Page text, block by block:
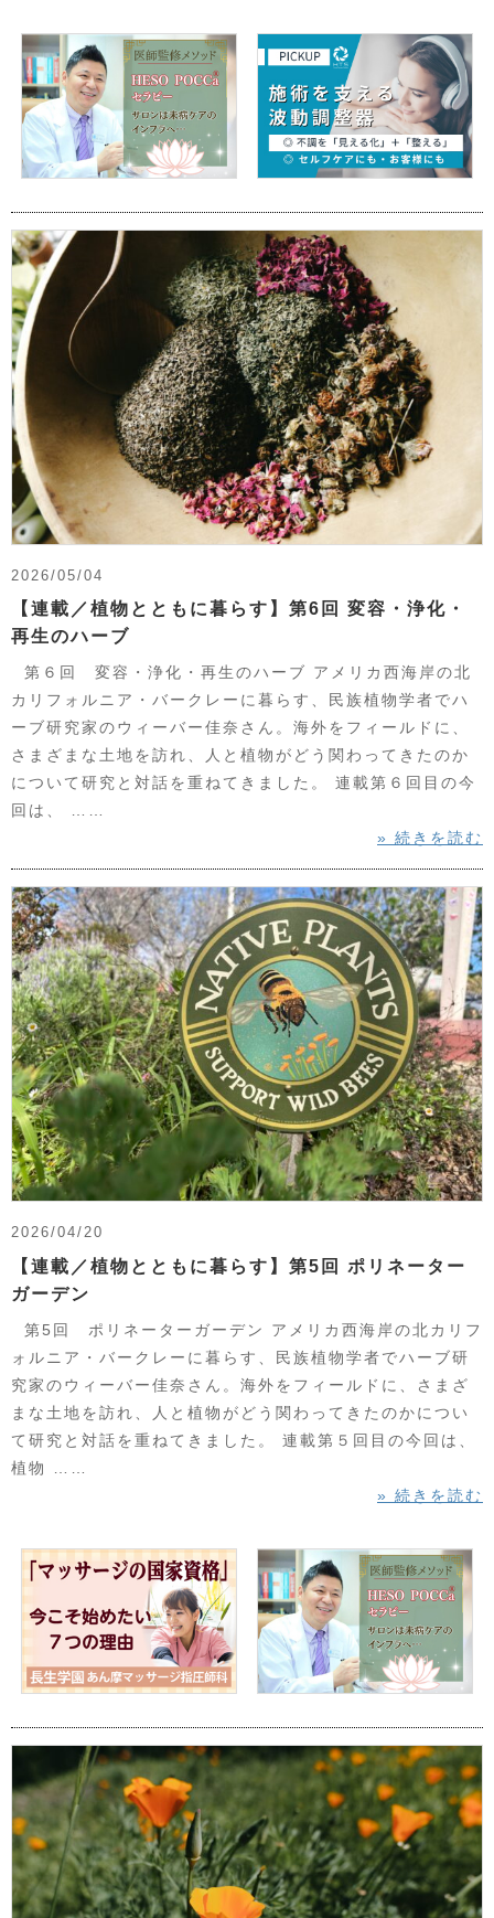
2026/05/04
【連載／植物とともに暮らす】第6回 変容・浄化・
再生のハーブ
第６回 変容・浄化・再生のハーブ アメリカ西海岸の北
カリフォルニア・バークレーに暮らす、民族植物学者でハ
ーブ研究家のウィーバー佳奈さん。海外をフィールドに、
さまざまな土地を訪れ、人と植物がどう関わってきたのか
について研究と対話を重ねてきました。 連載第６回目の今
回は、 ……
» 続きを読む
2026/04/20
【連載／植物とともに暮らす】第5回 ポリネーター
ガーデン
第5回 ポリネーターガーデン アメリカ西海岸の北カリフ
ォルニア・バークレーに暮らす、民族植物学者でハーブ研
究家のウィーバー佳奈さん。海外をフィールドに、さまざ
まな土地を訪れ、人と植物がどう関わってきたのかについ
て研究と対話を重ねてきました。 連載第５回目の今回は、
植物 ……
» 続きを読む